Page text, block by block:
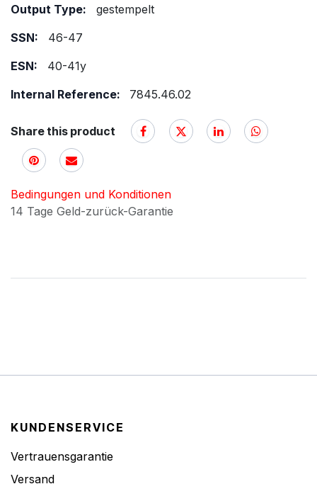
Output Type:
gestempelt
SSN:
46-47
ESN:
40-41y
Internal Reference:
7845.46.02
Share this product
Bedingungen und Konditionen
14 Tage Geld-zurück-Garantie
KUNDENSERVICE
Vertrauensgarantie
Versand